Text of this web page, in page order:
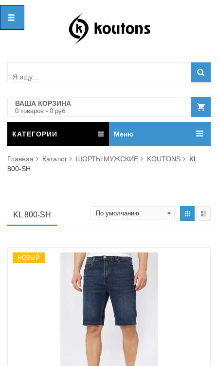
ВАША КОРЗИНА
0 товаров - 0 руб
КАТЕГОРИИ Меню
Главная Каталог ШОРТЫ МУЖСКИЕ KOUTONS
KL
800-SH
KL 800-SH
НОВЫЙ